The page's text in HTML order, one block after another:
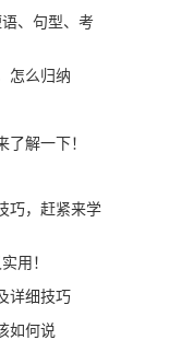
、句型、考
怎么归纳
了解一下！
巧，赶紧来学
用！
详细技巧
如何说